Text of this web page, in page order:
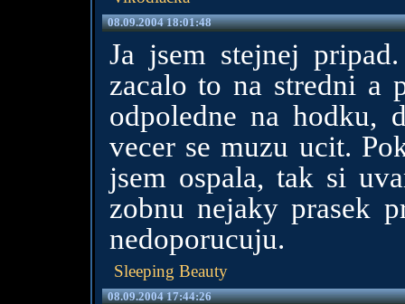
08.09.2004 18:01:48
Ja jsem stejnej
zacalo to na stredni a
odpoledne na hodku,
vecer se muzu ucit.
jsem ospala, tak si
zobnu nejaky prasek
nedoporucuju.
Sleeping Beauty
08.09.2004 17:44:26